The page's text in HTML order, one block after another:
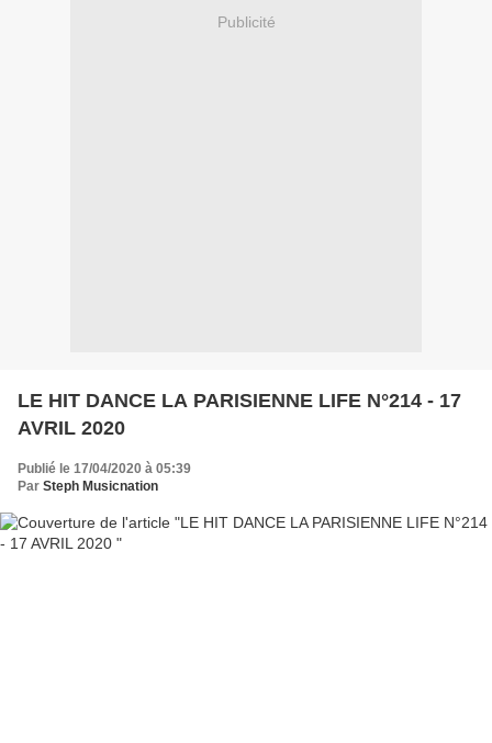
Publicité
LE HIT DANCE LA PARISIENNE LIFE N°214 - 17
AVRIL 2020
Publié le 17/04/2020 à 05:39
Par Steph Musicnation